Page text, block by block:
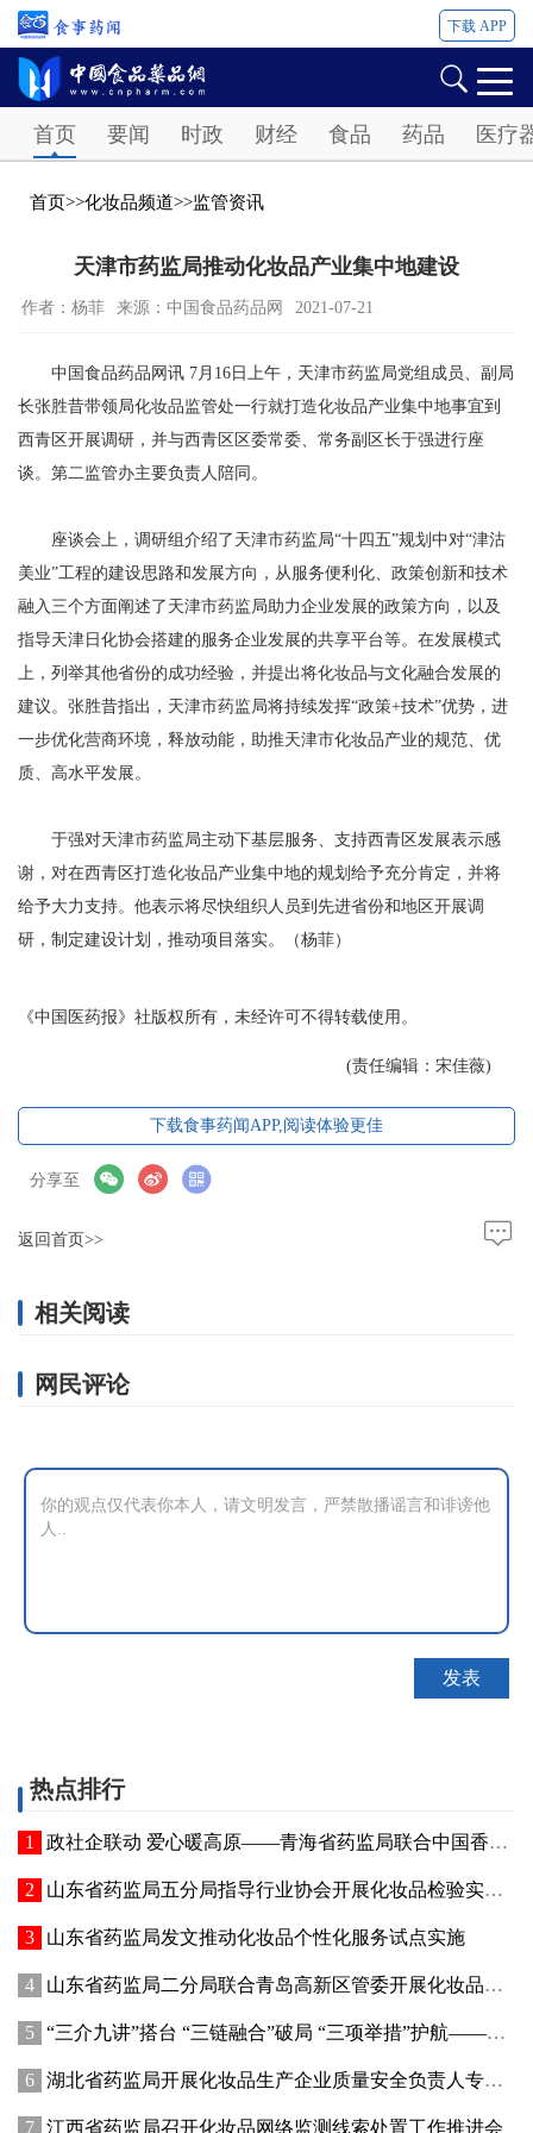
下载 APP
首页 要闻 时政 财经 食品 药品 医疗
首页>>化妆品频道>>监管资讯
天津市药监局推动化妆品产业集中地建设
作者：杨菲 来源：中国食品药品网 2021-07-21
中国食品药品网讯 7月16日上午，天津市药监局党组成员、副局
长张胜昔带领局化妆品监管处一行就打造化妆品产业集中地事宜到
西青区开展调研，并与西青区区委常委、常务副区长于强进行座
谈。第二监管办主要负责人陪同。
座谈会上，调研组介绍了天津市药监局“十四五”规划中对“津沽
美业”工程的建设思路和发展方向，从服务便利化、政策创新和技术
融入三个方面阐述了天津市药监局助力企业发展的政策方向，以及
指导天津日化协会搭建的服务企业发展的共享平台等。在发展模式
上，列举其他省份的成功经验，并提出将化妆品与文化融合发展的
建议。张胜昔指出，天津市药监局将持续发挥“政策+技术”优势，进
一步优化营商环境，释放动能，助推天津市化妆品产业的规范、优
质、高水平发展。
于强对天津市药监局主动下基层服务、支持西青区发展表示感
谢，对在西青区打造化妆品产业集中地的规划给予充分肯定，并将
给予大力支持。他表示将尽快组织人员到先进省份和地区开展调
研，制定建设计划，推动项目落实。（杨菲）
《中国医药报》社版权所有，未经许可不得转载使用。
(责任编辑：宋佳薇)
下载食事药闻APP,阅读体验更佳
分享至
返回首页>>
相关阅读
网民评论
热点排行
政社企联动 爱心暖高原——青海省药监局联合中国香料香精化妆品工业协会开展公益捐赠活动
山东省药监局五分局指导行业协会开展化妆品检验实操专项培训
山东省药监局发文推动化妆品个性化服务试点实施
山东省药监局二分局联合青岛高新区管委开展化妆品新原料注册备案赋能专题交流活动
“三介九讲”搭台 “三链融合”破局 “三项举措”护航——青海高原特色化妆品原料产业迈出实质性步伐
湖北省药监局开展化妆品生产企业质量安全负责人专题培训暨现场观摩活动
江西省药监局召开化妆品网络监测线索处置工作推进会